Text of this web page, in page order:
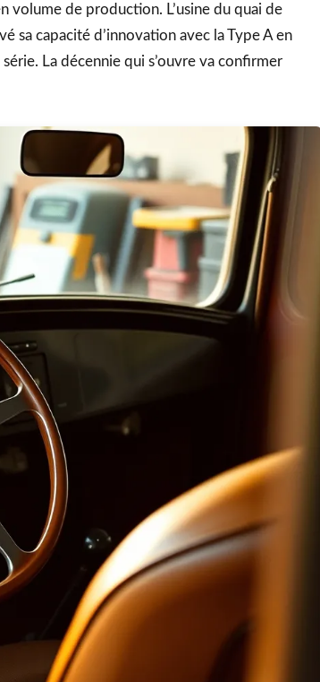
volume de production. L’usine du quai de
sa capacité d’innovation avec la Type A en
La décennie qui s’ouvre va confirmer